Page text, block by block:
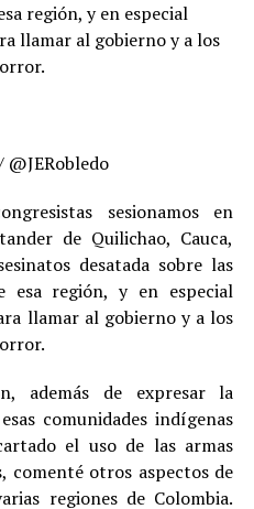
región, y en especial
llamar al gobierno y a los
sesionamos en
de Quilichao, Cauca,
desatada sobre las
esa región, y en especial
llamar al gobierno y a los
además de expresar la
comunidades indígenas
el uso de las armas
comenté otros aspectos de
regiones de Colombia.